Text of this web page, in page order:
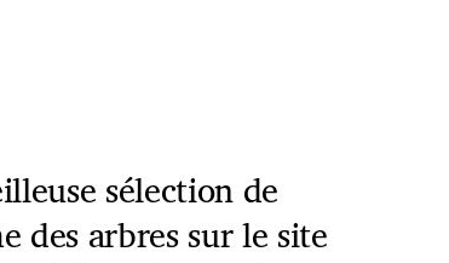
sélection de
des arbres sur le site